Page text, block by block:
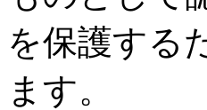
を保護する
ます。